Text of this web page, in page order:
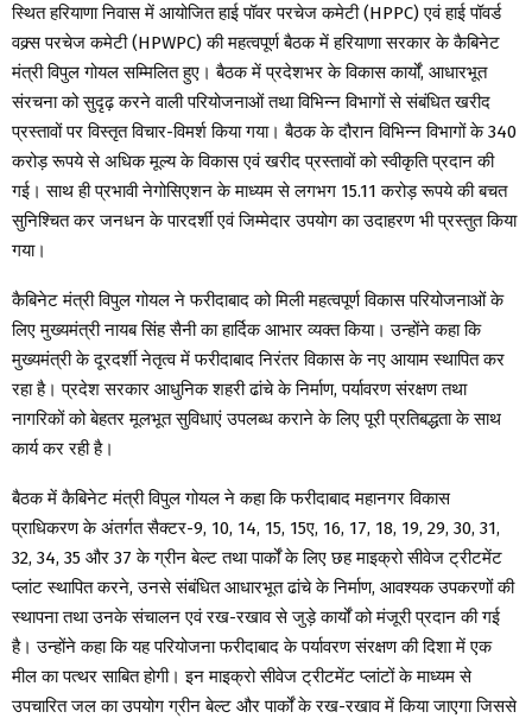
स्थित हरियाणा निवास में आयोजित हाई पॉवर परचेज कमेटी (HPPC) एवं हाई पॉवर्ड
वक्र्स परचेज कमेटी (HPWPC) की महत्वपूर्ण बैठक में हरियाणा सरकार के कैबिनेट
मंत्री विपुल गोयल सम्मिलित हुए। बैठक में प्रदेशभर के विकास कार्यों, आधारभूत
संरचना को सुदृढ़ करने वाली परियोजनाओं तथा विभिन्न विभागों से संबंधित खरीद
प्रस्तावों पर विस्तृत विचार-विमर्श किया गया। बैठक के दौरान विभिन्न विभागों के 340
करोड़ रूपये से अधिक मूल्य के विकास एवं खरीद प्रस्तावों को स्वीकृति प्रदान की
गई। साथ ही प्रभावी नेगोसिएशन के माध्यम से लगभग 15.11 करोड़ रूपये की बचत
सुनिश्चित कर जनधन के पारदर्शी एवं जिम्मेदार उपयोग का उदाहरण भी प्रस्तुत किया
गया।
कैबिनेट मंत्री विपुल गोयल ने फरीदाबाद को मिली महत्वपूर्ण विकास परियोजनाओं के
लिए मुख्यमंत्री नायब सिंह सैनी का हार्दिक आभार व्यक्त किया। उन्होंने कहा कि
मुख्यमंत्री के दूरदर्शी नेतृत्व में फरीदाबाद निरंतर विकास के नए आयाम स्थापित कर
रहा है। प्रदेश सरकार आधुनिक शहरी ढांचे के निर्माण, पर्यावरण संरक्षण तथा
नागरिकों को बेहतर मूलभूत सुविधाएं उपलब्ध कराने के लिए पूरी प्रतिबद्धता के साथ
कार्य कर रही है।
बैठक में कैबिनेट मंत्री विपुल गोयल ने कहा कि फरीदाबाद महानगर विकास
प्राधिकरण के अंतर्गत सैक्टर-9, 10, 14, 15, 15ए, 16, 17, 18, 19, 29, 30, 31,
32, 34, 35 और 37 के ग्रीन बेल्ट तथा पार्कों के लिए छह माइक्रो सीवेज ट्रीटमेंट
प्लांट स्थापित करने, उनसे संबंधित आधारभूत ढांचे के निर्माण, आवश्यक उपकरणों की
स्थापना तथा उनके संचालन एवं रख-रखाव से जुड़े कार्यों को मंजूरी प्रदान की गई
है। उन्होंने कहा कि यह परियोजना फरीदाबाद के पर्यावरण संरक्षण की दिशा में एक
मील का पत्थर साबित होगी। इन माइक्रो सीवेज ट्रीटमेंट प्लांटों के माध्यम से
उपचारित जल का उपयोग ग्रीन बेल्ट और पार्कों के रख-रखाव में किया जाएगा जिससे